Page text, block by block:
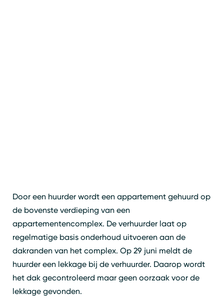
Door een huurder wordt een appartement gehuurd op
de bovenste verdieping van een
appartementencomplex. De verhuurder laat op
regelmatige basis onderhoud uitvoeren aan de
dakranden van het complex. Op 29 juni meldt de
huurder een lekkage bij de verhuurder. Daarop wordt
het dak gecontroleerd maar geen oorzaak voor de
lekkage gevonden.